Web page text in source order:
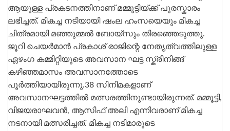
ആയുള്ള പ്രകടനത്തിനാണ് മമ്മൂട്ടിയ്ക്ക് പുരസ്കാരം
ലഭിച്ചത്. മികച്ച നടിയായി ഷംല ഹംസയെയും മികച്ച
ചിത്രമായി മഞ്ഞുമ്മൽ ബോയ്സും തിരഞ്ഞെടുത്തു.
ജൂറി ചെയർമാൻ പ്രകാശ് രാജിന്റെ നേതൃത്വത്തിലുള്ള
ഏഴംഗ കമ്മിറ്റിയുടെ അവസാന ഘട്ട സ്ക്രീനിങ്ങ്
കഴിഞ്ഞമാസം അവസാനത്തോടെ
പൂർത്തിയായിരുന്നു.38 സിനിമകളാണ്
അവസാനഘട്ടത്തിൽ മത്സരത്തിനുണ്ടായിരുന്നത്. മമ്മൂട്ടി,
വിജയരാഘവന്‍, ആസിഫ് അലി എന്നിവരാണ് മികച്ച
നടനായി മത്സരിച്ചത്. മികച്ച നടിമാരുടെ